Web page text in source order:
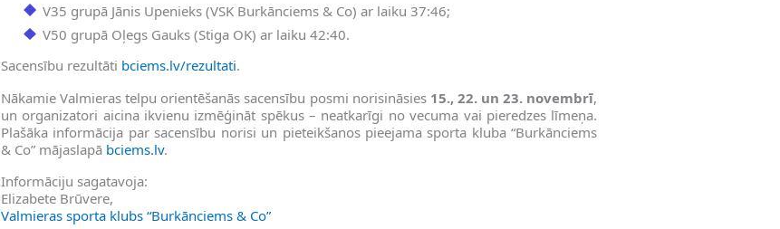
V35 grupā Jānis Upenieks (VSK Burkānciems & Co) ar laiku 37:46;
V50 grupā Oļegs Gauks (Stiga OK) ar laiku 42:40.
Sacensību rezultāti bciems.lv/rezultati.
Nākamie Valmieras telpu orientēšanās sacensību posmi norisināsies 15., 22. un 23. novembrī,
un organizatori aicina ikvienu izmēģināt spēkus – neatkarīgi no vecuma vai pieredzes līmeņa.
Plašāka informācija par sacensību norisi un pieteikšanos pieejama sporta kluba “Burkānciems
& Co” mājaslapā bciems.lv.
Informāciju sagatavoja:
Elizabete Brūvere,
Valmieras sporta klubs “Burkānciems & Co”